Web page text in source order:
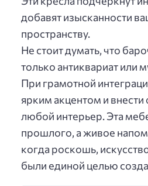
добавят изысканности
пространству.
Не стоит думать, что
только антиквариат или
При грамотной
ярким акцентом и
любой интерьер. Эта
прошлого, а живое
когда роскошь,
были единой целью